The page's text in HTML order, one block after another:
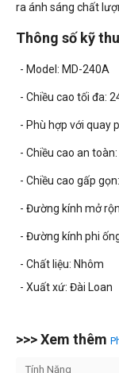
ra ánh sáng chất
Thông số kỹ
- Model: MD-240A
- Chiều cao tối đa:
- Phù hợp với quay
- Chiều cao an
- Chiều cao gấp
- Đường kính mở
- Đường kính phi
- Chất liệu: Nhôm
- Xuất xứ: Đài Loan
>>> Xem thêm
Tính Năng